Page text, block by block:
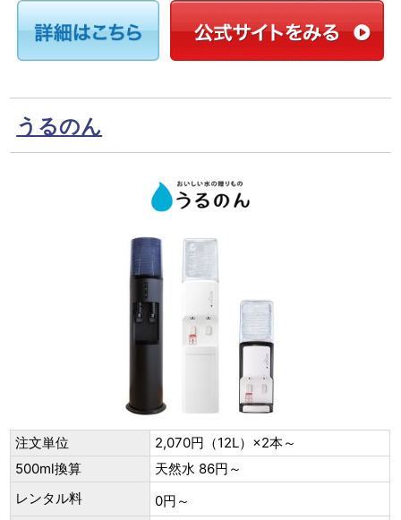
うるのん
注文単位
2,070円（12L）×2本～
500ml換算
天然水 86円～
レンタル料
0円～